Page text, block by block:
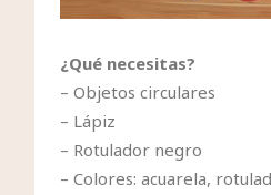
¿Qué necesitas?
– Objetos circulares
– Lápiz
– Rotulador negro
– Colores: acuarela,